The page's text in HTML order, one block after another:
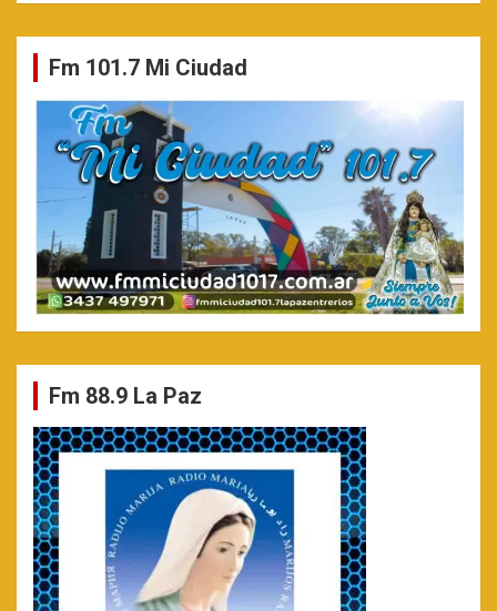
Fm 101.7 Mi Ciudad
Fm 88.9 La Paz